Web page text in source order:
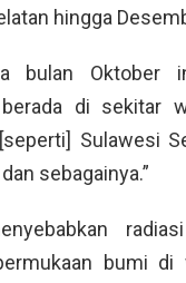
hingga
bulan Oktober
di sekitar
Sulawesi
sebagainya.”
bumi di